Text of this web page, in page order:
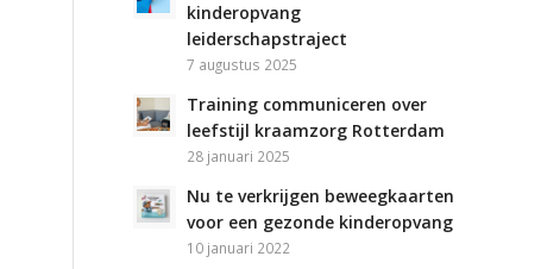
kinderopvang
leiderschapstraject
7 augustus 2025
Training communiceren over
leefstijl kraamzorg Rotterdam
28 januari 2025
Nu te verkrijgen beweegkaarten
voor een gezonde kinderopvang
10 januari 2022